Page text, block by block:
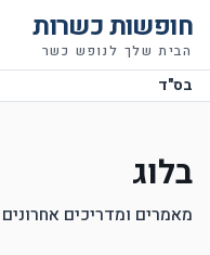
חופשות כשרות
הבית שלך לנופש כשר
בס"ד
בלוג
מאמרים ומדריכים אחרונים